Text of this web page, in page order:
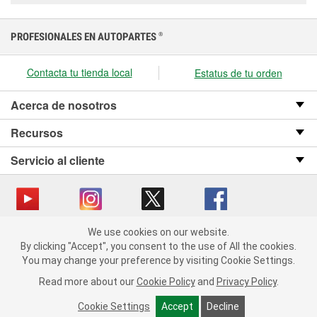
We use cookies on our website. By clicking "Accept", you consent
to the use of All the cookies.
You may change your preference by visiting Cookie Settings.
Read more about our Cookie Policy and Privacy Policy.
Cookie Settings Accept Decline
PROFESIONALES EN AUTOPARTES ®
Contacta tu tienda local Estatus de tu orden
Acerca de nosotros
Recursos
Servicio al cliente
Copyright © 2008-2026 O’Reilly Auto Parts v OST_3.2.0.0.729 (3) cv1361
catalog_main
Política de privacidad
Ley de transparencia en las cadenas de suministro
de California
We use cookies on our website.
By clicking "Accept", you consent to the use of All the cookies.
You may change your preference by visiting Cookie Settings.
Read more about our Cookie Policy and Privacy Policy.
Cookie Settings Accept Decline